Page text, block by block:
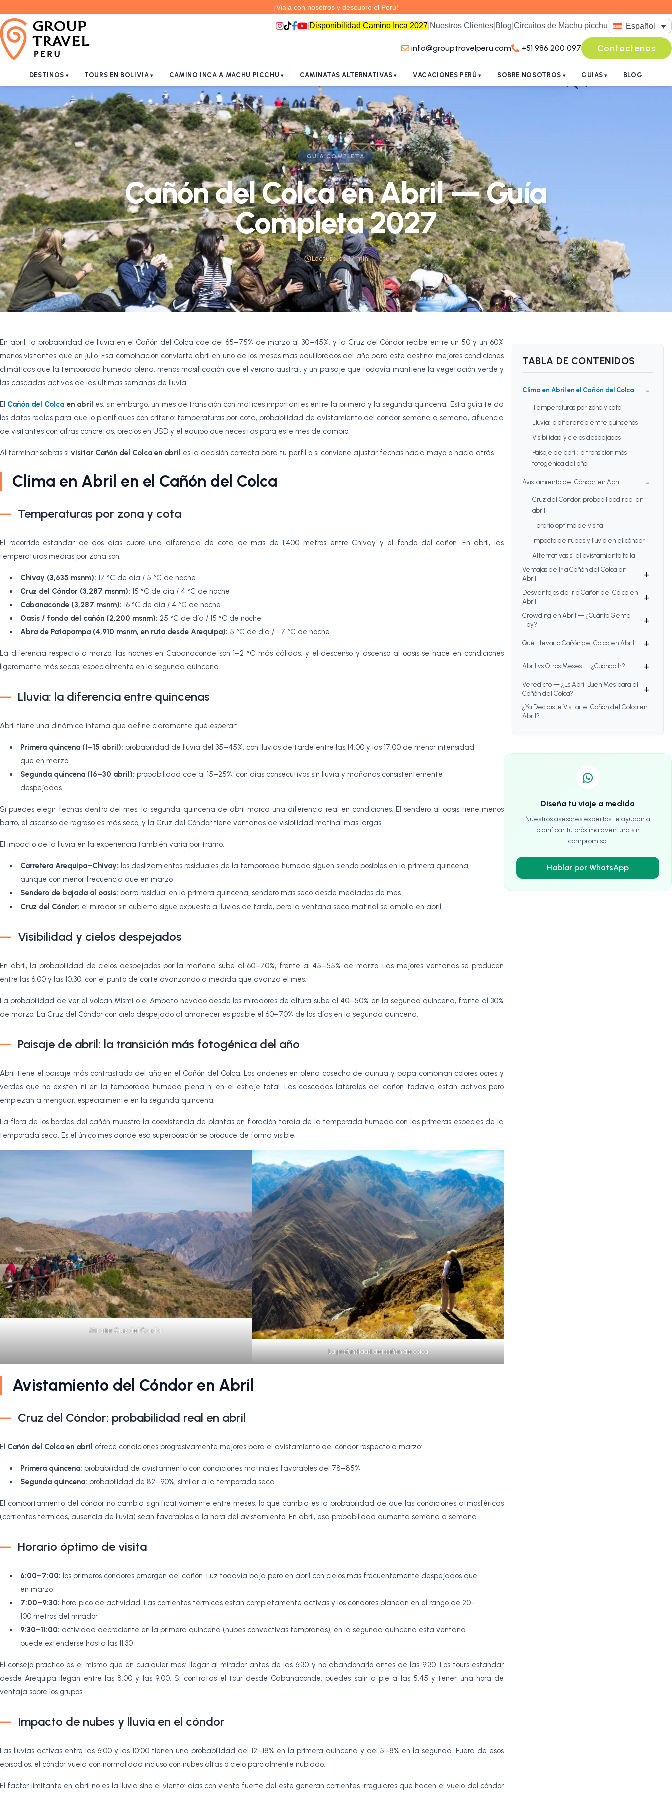
¡Viaja con nosotros y descubre el Perú!
Disponibilidad Camino Inca 2027 Nuestros Clientes Blog |Circuitos de Machu picchu Español
info@grouptravelperu.com +51 986 200 097 Contactenos
DESTINOS TOURS EN BOLIVIA CAMINO INCA A MACHU PICCHU CAMINATAS ALTERNATIVAS VACACIONES PERÚ SOBRE NOSOTROS GUIAS BLOG
GUÍA COMPLETA
Cañón del Colca en Abril — Guía
Completa 2027
• Lectura de 17 min•
En abril, la probabilidad de lluvia en el Cañón del Colca cae del 65–75% de marzo al 30–45%, y la Cruz del Cóndor recibe entre un 50 y un 60%
menos visitantes que en julio. Esa combinación convierte abril en uno de los meses más equilibrados del año para este destino: mejores condiciones
climáticas que la temporada húmeda plena, menos masificación que el verano austral, y un paisaje que todavía mantiene la vegetación verde y
las cascadas activas de las últimas semanas de lluvia.
El Cañón del Colca en abril es, sin embargo, un mes de transición con matices importantes entre la primera y la segunda quincena. Esta guía te da
los datos reales para que lo planifiques con criterio: temperaturas por cota, probabilidad de avistamiento del cóndor semana a semana, afluencia
de visitantes con cifras concretas, precios en USD y el equipo que necesitas para este mes de cambio.
Al terminar sabrás si visitar Cañón del Colca en abril es la decisión correcta para tu perfil o si conviene ajustar fechas hacia mayo o hacia atrás.
Clima en Abril en el Cañón del Colca
Temperaturas por zona y cota
El recorrido estándar de dos días cubre una diferencia de cota de más de 1,400 metros entre Chivay y el fondo del cañón. En abril, las
temperaturas medias por zona son:
Chivay (3,635 msnm): 17 °C de día / 5 °C de noche
Cruz del Cóndor (3,287 msnm): 15 °C de día / 4 °C de noche
Cabanaconde (3,287 msnm): 16 °C de día / 4 °C de noche
Oasis / fondo del cañón (2,200 msnm): 25 °C de día / 15 °C de noche
Abra de Patapampa (4,910 msnm, en ruta desde Arequipa): 5 °C de día / −7 °C de noche
La diferencia respecto a marzo: las noches en Cabanaconde son 1–2 °C más cálidas, y el descenso y ascenso al oasis se hace en condiciones
ligeramente más secas, especialmente en la segunda quincena.
Lluvia: la diferencia entre quincenas
Abril tiene una dinámica interna que define claramente qué esperar:
Primera quincena (1–15 abril): probabilidad de lluvia del 35–45%, con lluvias de tarde entre las 14:00 y las 17:00 de menor intensidad
que en marzo
Segunda quincena (16–30 abril): probabilidad cae al 15–25%, con días consecutivos sin lluvia y mañanas consistentemente
despejadas
Si puedes elegir fechas dentro del mes, la segunda quincena de abril marca una diferencia real en condiciones. El sendero al oasis tiene menos
barro, el ascenso de regreso es más seco, y la Cruz del Cóndor tiene ventanas de visibilidad matinal más largas.
El impacto de la lluvia en la experiencia también varía por tramo:
Carretera Arequipa–Chivay: los deslizamientos residuales de la temporada húmeda siguen siendo posibles en la primera quincena,
aunque con menor frecuencia que en marzo
Sendero de bajada al oasis: barro residual en la primera quincena, sendero más seco desde mediados de mes
Cruz del Cóndor: el mirador sin cubierta sigue expuesto a lluvias de tarde, pero la ventana seca matinal se amplía en abril
Visibilidad y cielos despejados
En abril, la probabilidad de cielos despejados por la mañana sube al 60–70%, frente al 45–55% de marzo. Las mejores ventanas se producen
entre las 6:00 y las 10:30, con el punto de corte avanzando a medida que avanza el mes.
La probabilidad de ver el volcán Mismi o el Ampato nevado desde los miradores de altura sube al 40–50% en la segunda quincena, frente al 30%
de marzo. La Cruz del Cóndor con cielo despejado al amanecer es posible el 60–70% de los días en la segunda quincena.
Paisaje de abril: la transición más fotogénica del año
Abril tiene el paisaje más contrastado del año en el Cañón del Colca. Los andenes en plena cosecha de quinua y papa combinan colores ocres y
verdes que no existen ni en la temporada húmeda plena ni en el estiaje total. Las cascadas laterales del cañón todavía están activas pero
empiezan a menguar, especialmente en la segunda quincena.
La flora de los bordes del cañón muestra la coexistencia de plantas en floración tardía de la temporada húmeda con las primeras especies de la
temporada seca. Es el único mes donde esa superposición se produce de forma visible.
Mirador Cruz del Condor
La profundidad del cañon de colca
Avistamiento del Cóndor en Abril
Cruz del Cóndor: probabilidad real en abril
El Cañón del Colca en abril ofrece condiciones progresivamente mejores para el avistamiento del cóndor respecto a marzo:
Primera quincena: probabilidad de avistamiento con condiciones matinales favorables del 78–85%
Segunda quincena: probabilidad de 82–90%, similar a la temporada seca
El comportamiento del cóndor no cambia significativamente entre meses: lo que cambia es la probabilidad de que las condiciones atmosféricas
(corrientes térmicas, ausencia de lluvia) sean favorables a la hora del avistamiento. En abril, esa probabilidad aumenta semana a semana.
Horario óptimo de visita
6:00–7:00: los primeros cóndores emergen del cañón. Luz todavía baja pero en abril con cielos más frecuentemente despejados que
en marzo
7:00–9:30: hora pico de actividad. Las corrientes térmicas están completamente activas y los cóndores planean en el rango de 20–
100 metros del mirador
9:30–11:00: actividad decreciente en la primera quincena (nubes convectivas tempranas); en la segunda quincena esta ventana
puede extenderse hasta las 11:30
El consejo práctico es el mismo que en cualquier mes: llegar al mirador antes de las 6:30 y no abandonarlo antes de las 9:30. Los tours estándar
desde Arequipa llegan entre las 8:00 y las 9:00. Si contratas el tour desde Cabanaconde, puedes salir a pie a las 5:45 y tener una hora de
ventaja sobre los grupos.
Impacto de nubes y lluvia en el cóndor
Las lluvias activas entre las 6:00 y las 10:00 tienen una probabilidad del 12–18% en la primera quincena y del 5–8% en la segunda. Fuera de esos
episodios, el cóndor vuela con normalidad incluso con nubes altas o cielo parcialmente nublado.
El factor limitante en abril no es la lluvia sino el viento: días con viento fuerte del este generan corrientes irregulares que hacen el vuelo del cóndor
TABLA DE CONTENIDOS
Clima en Abril en el Cañón del Colca -
Temperaturas por zona y cota
Lluvia: la diferencia entre quincenas
Visibilidad y cielos despejados
Paisaje de abril: la transición más
fotogénica del año
Avistamiento del Cóndor en Abril -
Cruz del Cóndor: probabilidad real en
abril
Horario óptimo de visita
Impacto de nubes y lluvia en el cóndor
Alternativas si el avistamiento falla
Ventajas de Ir a Cañón del Colca en
Abril
+
Desventajas de Ir a Cañón del Colca en
Abril
+
Crowding en Abril — ¿Cuánta Gente
Hay?
+
Qué Llevar a Cañón del Colca en Abril +
Abril vs Otros Meses — ¿Cuándo Ir? +
Veredicto — ¿Es Abril Buen Mes para el
Cañón del Colca?
+
¿Ya Decidiste Visitar el Cañón del Colca en
Abril?
Diseña tu viaje a medida
Nuestros asesores expertos te ayudan a
planificar tu próxima aventura sin
compromiso.
Hablar por WhatsApp